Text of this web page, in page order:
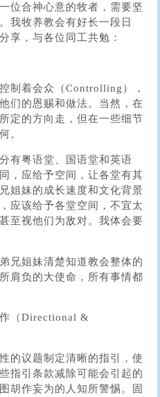
位合神心意的牧者，需要坚
我牧养教会有好长一段日
享，与各位同工共勉：
制着会众（Controlling），
们的恩赐和做法。当然，在
定的方向走，但在一些细节
。
有粤语堂、国语堂和英语
，应给予空间，让各堂有其
姐妹的成长速度和文化背景
应该给予各堂空间，不宜太
至视他们为敌对。我体会要
兄姐妹清楚知道教会整体的
肩负的大使命，所有事情都
（Directional &
的议题制定清晰的指引，使
指引条款减除可能会引起的
胡作妄为的人知所警惕。固